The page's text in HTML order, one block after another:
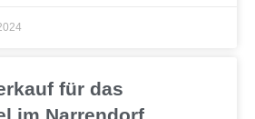
für das